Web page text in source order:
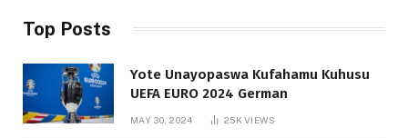
Top Posts
Yote Unayopaswa Kufahamu Kuhusu
UEFA EURO 2024 German
MAY 30, 2024 25KVIEWS